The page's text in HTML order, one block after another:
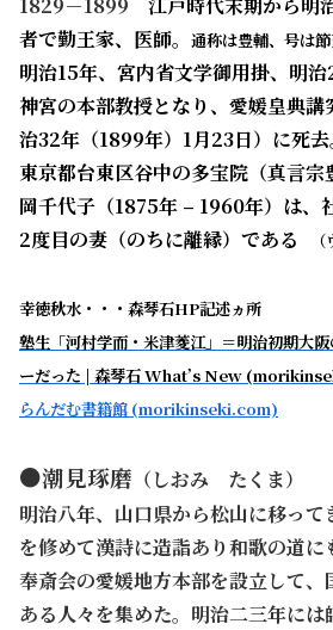
者で勤王家、医師。 通称は豊輔、号は
明治15年、宮内省文学御用掛、明
神宮の本部教授となり、愛媛皇典
治32年（1899年）1月23日）に死去
東京都台東区谷中の多宝院（真言
岡千代子（1875年 – 1960年）は、
2度目の妻（のちに離縁）である
（
幸徳秋水・・・森琴石HP記述ヵ所
塾生「河村学而・米津菱江」＝明治初期大
ーだった | 森琴石 What’s New
らんだむ書籍館 (morikinseki.com)
●潮見琢磨 （しおみ たくま）
明治八年、山口県から松山に移っ
を修めて漢詩に造詣あり和歌の道
奉斎会の愛媛地方本部を設立して
ある人々を集めた。明治二三年には